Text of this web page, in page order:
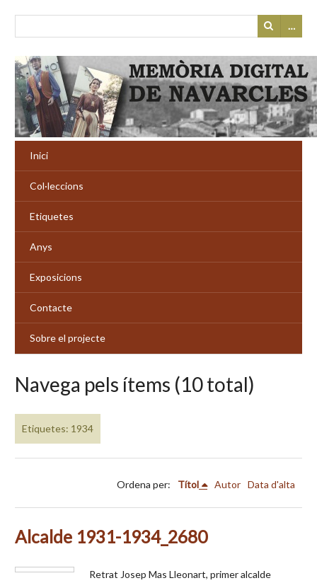
…
Inici
Col·leccions
Etiquetes
Anys
Exposicions
Contacte
Sobre el projecte
Navega pels ítems (10 total)
Etiquetes: 1934
Ordena per: Títol Autor Data d'alta
Alcalde 1931-1934_2680
Retrat Josep Mas Lleonart, primer alcalde